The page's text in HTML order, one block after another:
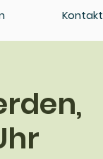
Kontakt